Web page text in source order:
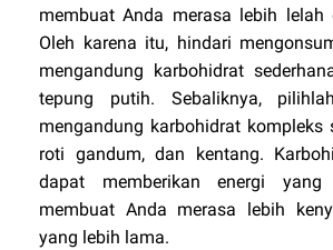
membuat Anda merasa lebih lelah
Oleh karena itu, hindari
mengandung karbohidrat
tepung putih. Sebaliknya,
mengandung karbohidrat kompleks
roti gandum, dan kentang.
dapat memberikan energi
membuat Anda merasa lebih
yang lebih lama.